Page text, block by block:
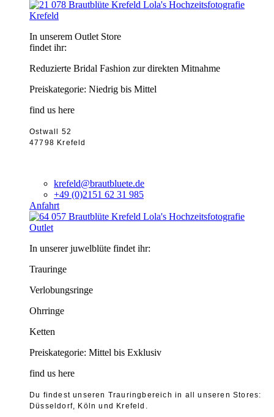
Krefeld
In unserem Outlet Store
findet ihr:
Reduzierte Bridal Fashion zur direkten Mitnahme
Preiskategorie: Niedrig bis Mittel
find us here
Ostwall 52
47798 Krefeld
krefeld@brautbluete.de
+49 (0)2151 62 31 985
Anfahrt
Outlet
In unserer juwelblüte findet ihr:
Trauringe
Verlobungsringe
Ohrringe
Ketten
Preiskategorie: Mittel bis Exklusiv
find us here
Du findest unseren Trauringbereich in all unseren Stores:
Düsseldorf, Köln und Krefeld.